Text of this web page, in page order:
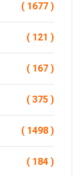
( 1677 )
( 121 )
( 167 )
( 375 )
( 1498 )
( 184 )